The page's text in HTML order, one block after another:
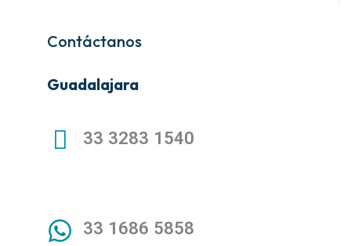
Contáctanos
Guadalajara
33 3283 1540
33 1686 5858